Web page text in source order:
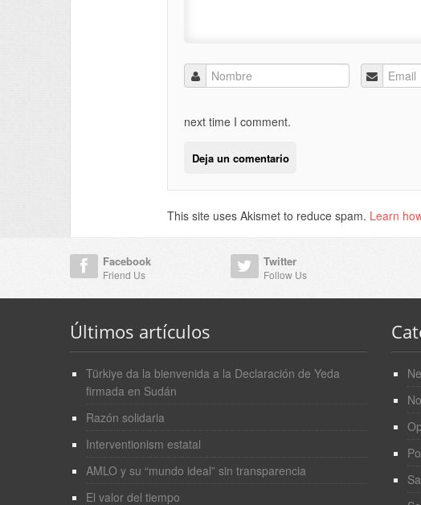
next time I comment.
This site uses Akismet to reduce spam. Learn
Facebook
Friend Us
Twitter
Follow Us
Últimos artículos
Türkiye da la bienvenida a la Declaración de Yeda
firmada en Sudán
Razón solidaria
Interventionism estatal
AMLO y su “mundo ideal” sin transparencia
El valor del tiempo